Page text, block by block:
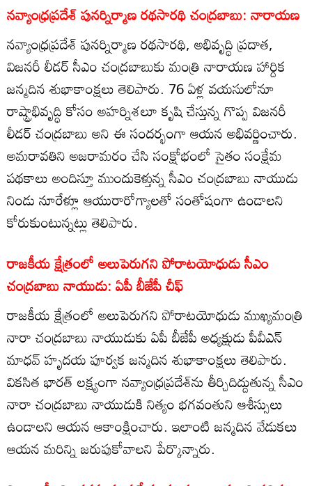
నవ్యాంధ్రప్రదేశ్ పునర్నిర్మాణ రథసారథి చంద్రబాబు: నారాయణ
నవ్యాంధ్రప్రదేశ్ పునర్నిర్మాణ రథసారథి, అభివృద్ధి ప్రదాత,
విజనరీ లీడర్‌ సీఎం చంద్రబాబుకు మంత్రి నారాయణ హార్దిక
జన్మదిన శుభాకాంక్షలు తెలిపారు. 76 ఏళ్ల వయసులోనూ
రాష్ట్రాభివృద్ధి కోసం అహర్నిశలూ కృషి చేస్తున్న గొప్ప విజనరీ
లీడర్ చంద్రబాబు అని ఈ సందర్భంగా ఆయన అభివర్ణించారు.
అమరావతిని అజరామరం చేసి సంక్షోభంలో సైతం సంక్షేమ
పథకాలు అందిస్తూ ముందుకెళ్తున్న సీఎం చంద్రబాబు నాయుడు
నిండు నూరేళ్లూ ఆయురారోగ్యాలతో సంతోషంగా ఉండాలని
కోరుకుంటున్నట్లు తెలిపారు.
రాజకీయ క్షేత్రంలో అలుపెరుగని పోరాటయోధుడు సీఎం
చంద్రబాబు నాయుడు: ఏపీ బీజేపీ చీఫ్
రాజకీయ క్షేత్రంలో అలుపెరుగని పోరాటయోధుడు ముఖ్యమంత్రి
నారా చంద్రబాబు నాయుడుకు ఏపీ బీజేపీ అధ్యక్షుడు పీవీఎన్
మాధవ్ హృదయ పూర్వక జన్మదిన శుభాకాంక్షలు తెలిపారు.
వికసిత భారత్ లక్ష్యంగా నవ్యాంధ్రప్రదేశ్‌ను తీర్చిదిద్దుతున్న సీఎం
నారా చంద్రబాబు నాయుడుకి నిత్యం భగవంతుని ఆశీస్సులు
ఉండాలని ఆయన ఆకాంక్షించారు. ఇలాంటి జన్మదిన వేడుకలు
ఆయన మరిన్ని జరుపుకోవాలని పేర్కొన్నారు.